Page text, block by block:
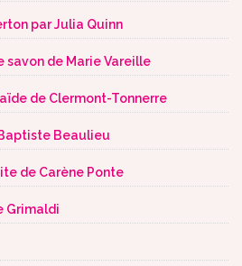
par Julia Quinn
savon de Marie Vareille
de Clermont-Tonnerre
Beaulieu
de Carène Ponte
Grimaldi